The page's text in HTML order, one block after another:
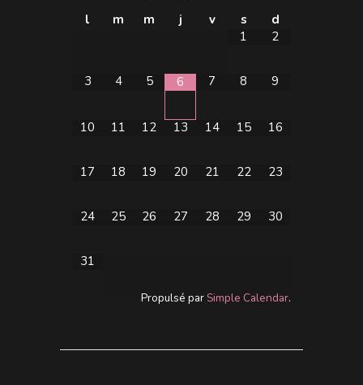
l m m j v s
d
1
2
3 4 5 6 7 8 9
10 11 12 13 14 15 16
17 18 19 20 21 22 23
24 25 26 27 28 29 30
31
Propulsé par Simple Calendar.